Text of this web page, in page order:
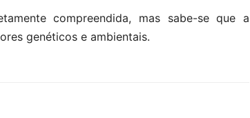
compreendida, mas sabe-se que a
genéticos e ambientais.